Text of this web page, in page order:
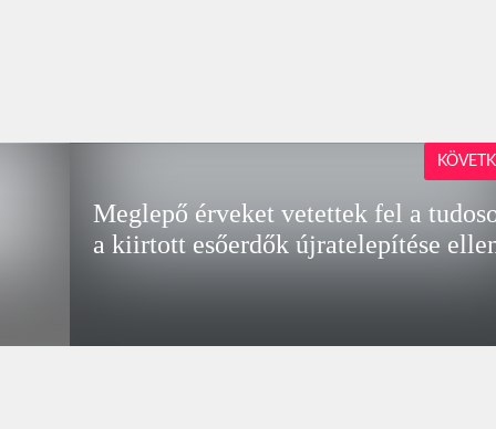
Meglepő érveket vetettek fel a
a kiirtott esőerdők újratelepítése